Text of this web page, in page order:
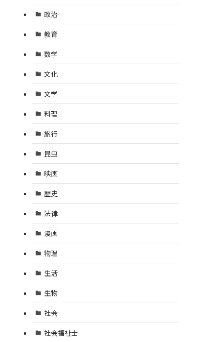
政治
教育
数学
文化
文学
料理
旅行
昆虫
映画
歴史
法律
漫画
物理
生活
生物
社会
社会福祉士